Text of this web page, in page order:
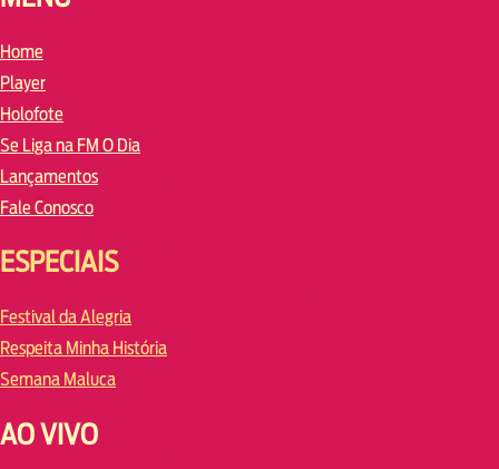
Home
Player
Holofote
Se Liga na FM O Dia
Lançamentos
Fale Conosco
ESPECIAIS
Festival da Alegria
Respeita Minha História
Semana Maluca
AO VIVO